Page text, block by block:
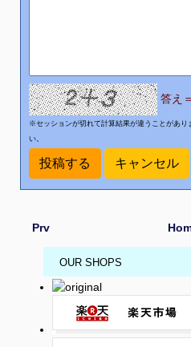
答え＝
※セッションが切れて計算結果が違うことがあり
い。
Prv
OUR SHOPS